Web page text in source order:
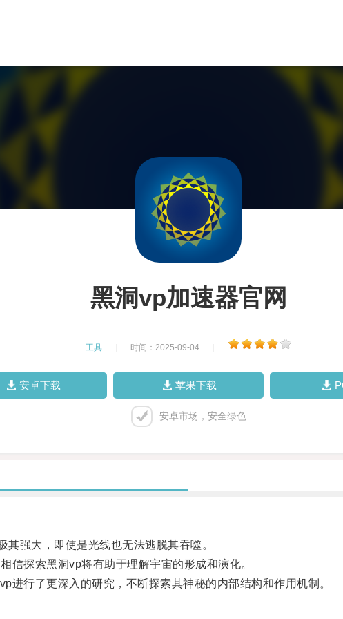
黑洞vp加速器官网
工具 时间：2025-09-04
安卓下载 苹果下载
安卓市场，安全绿色
强大，即使是光线也无法逃脱其吞噬。
探索黑洞vp将有助于理解宇宙的形成和演化。
行了更深入的研究，不断探索其神秘的内部结构和作用机制。